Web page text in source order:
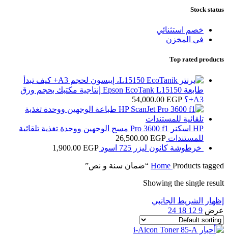
Stock status
خصم استثنائي
في المخزن
Top rated products
كيف تبدأ
طابعة Epson EcoTank L15150 إنتاجية مكتبك بحجم ورق
A3+؟
54,000.00 EGP
HP اسكنر Pro 3600 f1 مسح الوجهين ووحدة تغذية تلقائية
للمستندات
26,500.00 EGP
خرطوشة كانون ليزر 725 اسود
1,900.00 EGP
Home Products tagged “ضمان سنة و نص”
Showing the single result
إظهار الشريط الجانبي
عرض 9
12
18
24